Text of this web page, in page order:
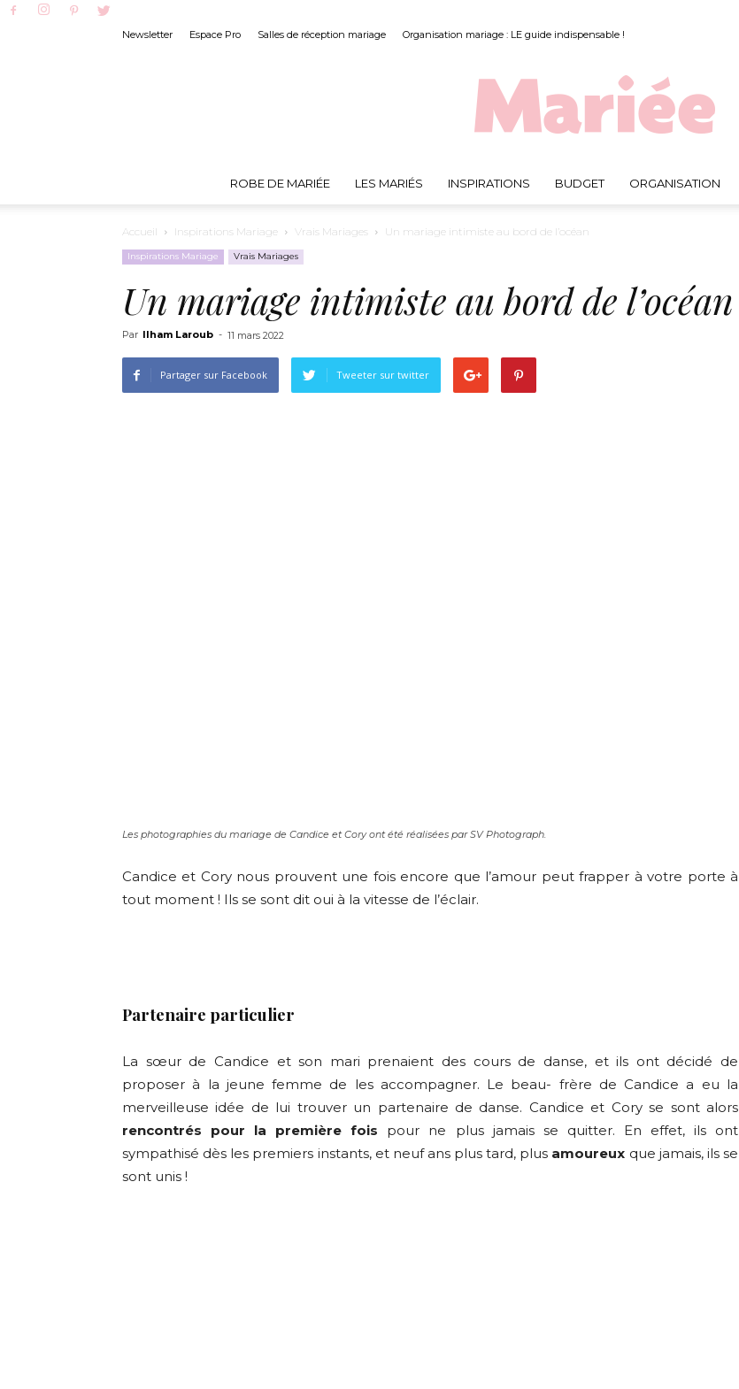
Newsletter Espace Pro Salles de réception mariage Organisation mariage : LE guide indispensable !
ROBE DE MARIÉE LES MARIÉS INSPIRATIONS BUDGET ORGANISATION
Accueil Inspirations Mariage Vrais Mariages Un mariage intimiste au bord de l’océan
Inspirations Mariage Vrais Mariages
Un mariage intimiste au bord de l’océan
Par Ilham Laroub - 11 mars 2022
Partager sur Facebook Tweeter sur twitter
Les photographies du mariage de Candice et Cory ont été réalisées par SV Photograph.
Candice et Cory nous prouvent une fois encore que l’amour peut frapper à votre porte à
tout moment ! Ils se sont dit oui à la vitesse de l’éclair.
Partenaire particulier
La sœur de Candice et son mari prenaient des cours de danse, et ils ont décidé de
proposer à la jeune femme de les accompagner. Le beau- frère de Candice a eu la
merveilleuse idée de lui trouver un partenaire de danse. Candice et Cory se sont alors
rencontrés pour la première fois pour ne plus jamais se quitter. En effet, ils ont
sympathisé dès les premiers instants, et neuf ans plus tard, plus amoureux que jamais, ils se
sont unis !